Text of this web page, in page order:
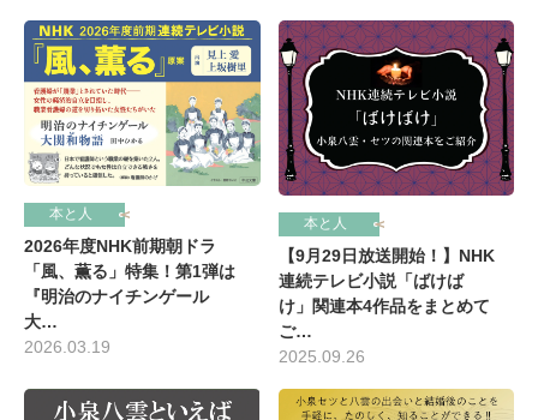
本と人
2026年度NHK前期朝ドラ
「風、薫る」特集！第1弾は
『明治のナイチンゲール
大…
2026.03.19
本と人
【9月29日放送開始！】NHK
連続テレビ小説「ばけば
け」関連本4作品をまとめて
ご…
2025.09.26